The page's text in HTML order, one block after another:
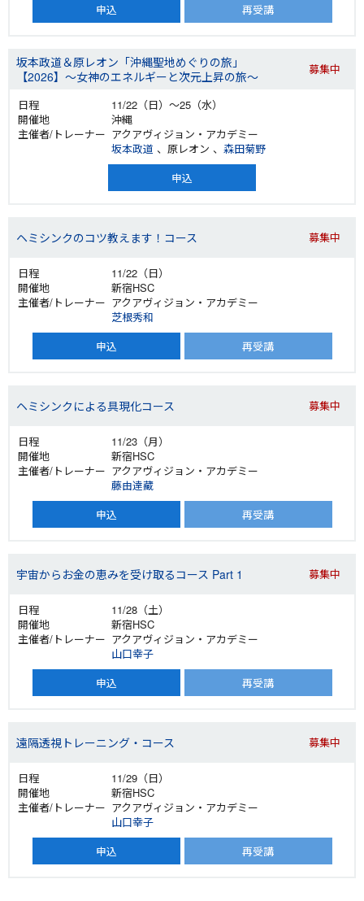
申込
再受講
坂本政道＆原レオン「沖縄聖地めぐりの旅」
【2026】～女神のエネルギーと次元上昇の旅～
募集中
11/22（日）～25（水）
沖縄
アクアヴィジョン・アカデミー
坂本政道 、原レオン 、 森田菊野
申込
ヘミシンクのコツ教えます！コース 募集中
11/22（日）
新宿HSC
アクアヴィジョン・アカデミー
芝根秀和
申込
再受講
ヘミシンクによる具現化コース 募集中
11/23（月）
新宿HSC
アクアヴィジョン・アカデミー
藤由達藏
申込
再受講
宇宙からお金の恵みを受け取るコース Part 1 募集中
11/28（土）
新宿HSC
アクアヴィジョン・アカデミー
山口幸子
申込
再受講
遠隔透視トレーニング・コース 募集中
11/29（日）
新宿HSC
アクアヴィジョン・アカデミー
山口幸子
申込
再受講